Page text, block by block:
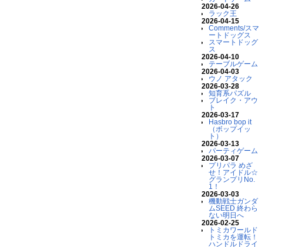
2026-04-26
ラック王
2026-04-15
Comments/スマ
ートドッグス
スマートドッグ
ス
2026-04-10
テーブルゲーム
2026-04-03
ウノ アタック
2026-03-28
知育系パズル
ブレイク・アウ
ト
2026-03-17
Hasbro bop it
（ボップイッ
ト）
2026-03-13
パーティゲーム
2026-03-07
プリパラ めざ
せ！アイドル☆
グランプリNo.
1！
2026-03-03
機動戦士ガンダ
ムSEED 終わら
ない明日へ
2026-02-25
トミカワールド
トミカを運転！
ハンドルドライ